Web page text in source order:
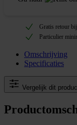
Gratis retour
Particulier
Omschrijving
Specificaties
Vergelijk dit